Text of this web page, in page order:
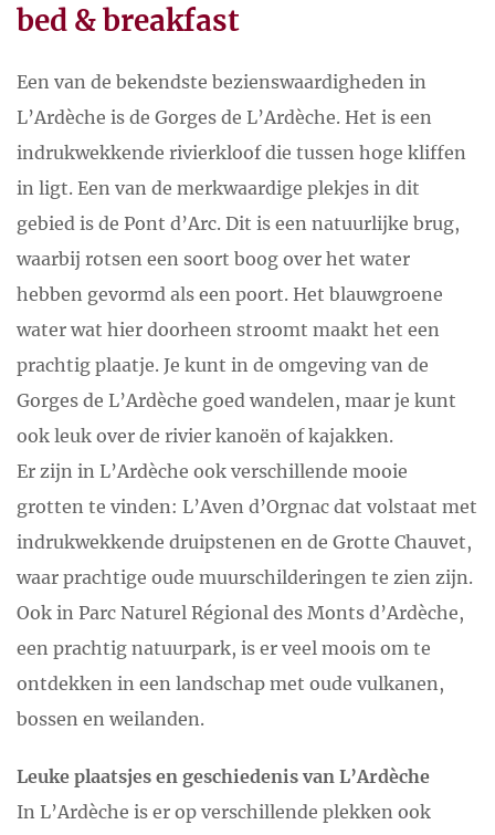
bed & breakfast
Een van de bekendste bezienswaardigheden in
L’Ardèche is de Gorges de L’Ardèche. Het is een
indrukwekkende rivierkloof die tussen hoge kliffen
in ligt. Een van de merkwaardige plekjes in dit
gebied is de Pont d’Arc. Dit is een natuurlijke brug,
waarbij rotsen een soort boog over het water
hebben gevormd als een poort. Het blauwgroene
water wat hier doorheen stroomt maakt het een
prachtig plaatje. Je kunt in de omgeving van de
Gorges de L’Ardèche goed wandelen, maar je kunt
ook leuk over de rivier kanoën of kajakken.
Er zijn in L’Ardèche ook verschillende mooie
grotten te vinden: L’Aven d’Orgnac dat volstaat met
indrukwekkende druipstenen en de Grotte Chauvet,
waar prachtige oude muurschilderingen te zien zijn.
Ook in Parc Naturel Régional des Monts d’Ardèche,
een prachtig natuurpark, is er veel moois om te
ontdekken in een landschap met oude vulkanen,
bossen en weilanden.
Leuke plaatsjes en geschiedenis van L’Ardèche
In L’Ardèche is er op verschillende plekken ook